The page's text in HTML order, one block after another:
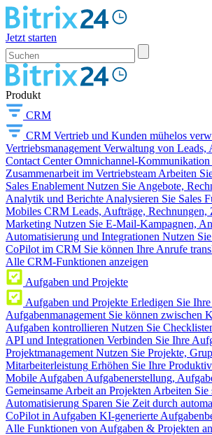
Jetzt starten
Produkt
CRM
CRM Vertrieb und Kunden mühelos
Vertriebsmanagement Verwaltung von Leads,
Contact Center Omnichannel-
Zusammenarbeit im Vertriebsteam Arbeiten
Sales Enablement Nutzen Sie Angebote,
Analytik und Berichte Analysieren Sie Sales
Mobiles CRM Leads, Aufträge,
Marketing Nutzen Sie E-Mail-Kampagnen,
Automatisierung und Integrationen Nutzen
CoPilot im CRM Sie können Ihre Anrufe
Alle CRM-Funktionen anzeigen
Aufgaben und Projekte
Aufgaben und Projekte Erledigen Sie
Aufgabenmanagement Sie können zwischen
Aufgaben kontrollieren Nutzen Sie
API und Integrationen Verbinden Sie Ihre
Projektmanagement Nutzen Sie Projekte,
Mitarbeiterleistung Erhöhen Sie Ihre
Mobile Aufgaben Aufgabenerstellung,
Gemeinsame Arbeit an Projekten Arbeiten Sie
Automatisierung Sparen Sie Zeit durch
CoPilot in Aufgaben KI-generierte
Alle Funktionen von Aufgaben & Projekten